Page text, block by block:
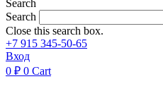
Search
Search
Close this search box.
+7 915 345-50-65
Вход
0 ₽ 0 Cart